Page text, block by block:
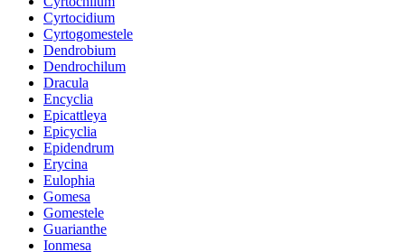
Cyrtocidium
Cyrtogomestele
Dendrobium
Dendrochilum
Dracula
Encyclia
Epicattleya
Epicyclia
Epidendrum
Erycina
Eulophia
Gomesa
Gomestele
Guarianthe
Ionmesa